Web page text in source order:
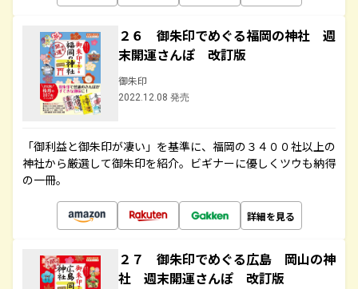
２６ 御朱印でめぐる福岡の神社 週
末開運さんぽ 改訂版
御朱印
2022.12.08 発売
「御利益と御朱印が凄い」を基準に、福岡の３４００社以上の
神社から厳選して御朱印を紹介。ビギナーに優しくツウも納得
の一冊。
詳細を見る
２７ 御朱印でめぐる広島 岡山の神
社 週末開運さんぽ 改訂版